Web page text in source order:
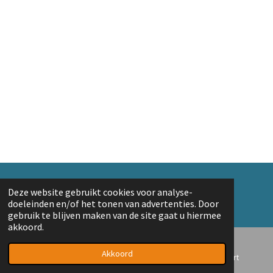
Deze website gebruikt cookies voor analyse-
doeleinden en/of het tonen van advertenties. Door
gebruik te blijven maken van de site gaat u hiermee
akkoord.
Akkoord
© 2018 A. v/d Top
Powered byJouwWeb
Telefoonnummer Kaart